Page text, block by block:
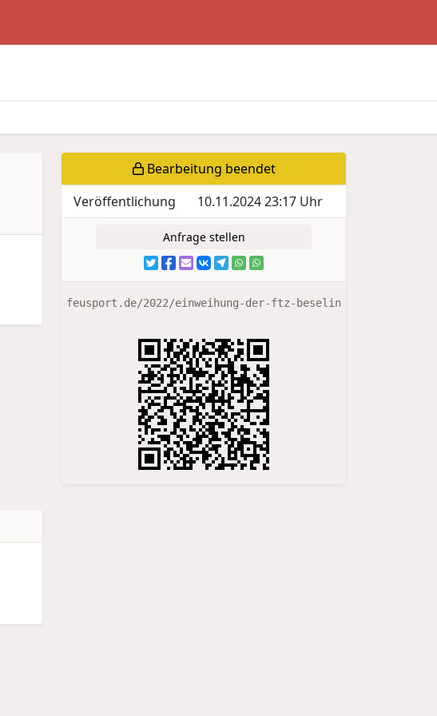
Bearbeitung beendet
Veröffentlichung
10.11.2024 23:17 Uhr
Anfrage stellen
feusport.de/2022/einweihung-der-ftz-beselin